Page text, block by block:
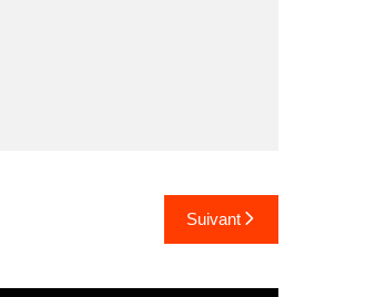
Suivant